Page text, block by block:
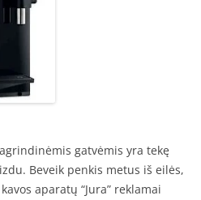
gatvėmis yra tekę
Beveik penkis metus iš eilės,
aparatų “Jura” reklamai